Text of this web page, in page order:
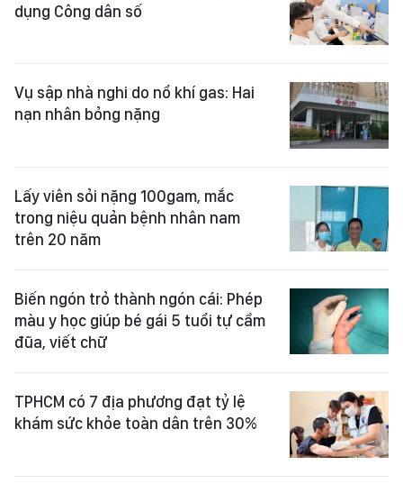
dụng Công dân số
Vụ sập nhà nghi do nổ khí gas: Hai
nạn nhân bỏng nặng
Lấy viên sỏi nặng 100gam, mắc
trong niệu quản bệnh nhân nam
trên 20 năm
Biến ngón trỏ thành ngón cái: Phép
màu y học giúp bé gái 5 tuổi tự cầm
đũa, viết chữ
TPHCM có 7 địa phương đạt tỷ lệ
khám sức khỏe toàn dân trên 30%